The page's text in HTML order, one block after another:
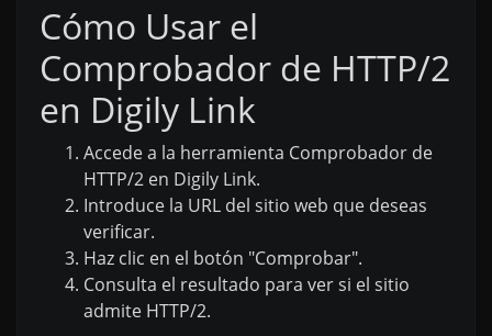
Cómo Usar el
Comprobador de HTTP/2
en Digily Link
Accede a la herramienta Comprobador de
HTTP/2 en Digily Link.
Introduce la URL del sitio web que deseas
verificar.
Haz clic en el botón "Comprobar".
Consulta el resultado para ver si el sitio
admite HTTP/2.